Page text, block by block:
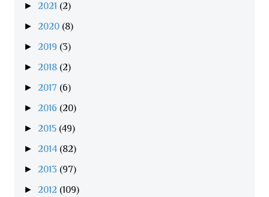
► 2021 (2)
► 2020 (8)
► 2019 (3)
► 2018 (2)
► 2017 (6)
► 2016 (20)
► 2015 (49)
► 2014 (82)
► 2013 (97)
► 2012 (109)